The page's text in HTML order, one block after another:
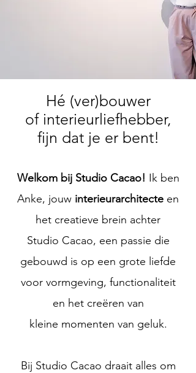
Hé (ver)bouwer
of interieurliefhebber,
fijn dat je er bent!
Welkom bij Studio Cacao! Ik ben
Anke, jouw interieurarchitecte en
het creatieve brein achter
Studio Cacao, een passie die
gebouwd is op een grote liefde
voor vormgeving, functionaliteit
en het creëren van
kleine momenten van geluk.
Bij Studio Cacao draait alles om